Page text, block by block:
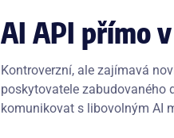
AI API přímo
Kontroverzní, ale zajímavá
poskytovatele zabudovaného
komunikovat s libovolným AI